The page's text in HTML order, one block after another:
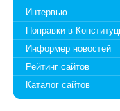
Интервью
Поправки в
Информер новостей
Рейтинг сайтов
Каталог сайтов